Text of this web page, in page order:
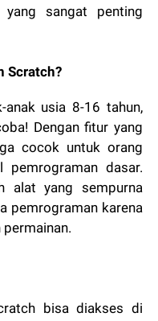
yang sangat penting
Scratch?
anak usia 8-16 tahun,
Dengan fitur yang
cocok untuk orang
pemrograman dasar.
alat yang sempurna
pemrograman karena
bisa diakses di